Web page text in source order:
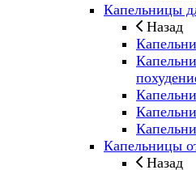
Капельницы
Назад
Капельницы
Назад